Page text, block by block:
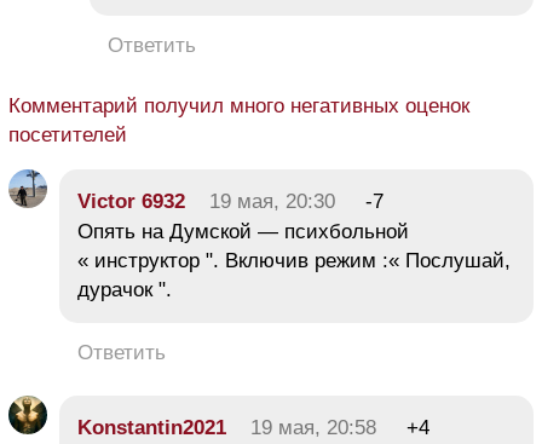
Ответить
Комментарий получил много негативных оценок
посетителей
Victor 6932 19 мая, 20:30
-7
Опять на Думской — психбольной
« инструктор ". Включив режим :« Послушай,
дурачок ".
Ответить
Konstantin2021 19 мая, 20:58
+4